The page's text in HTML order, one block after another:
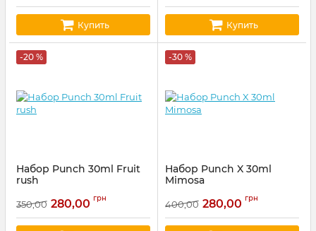
Купить Купить
-20 %
Набор Punch 30ml Fruit
rush
350,00 280,00 грн
-30 %
Набор Punch X 30ml
Mimosa
400,00 280,00 грн